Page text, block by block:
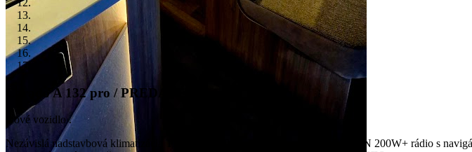
Carado A 132 pro / PREDANÉ
Nové vozidlo .
Nezávislá nadstavbová klimatizácia TELECO 7400H , solárny systém VICTRON 200W+ rádio s